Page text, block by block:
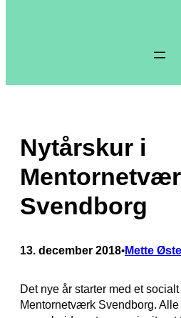
Nytårskur i
Svendborg
13. december 2018•Mette
Det nye år starter med et
Mentornetværk Svendborg.